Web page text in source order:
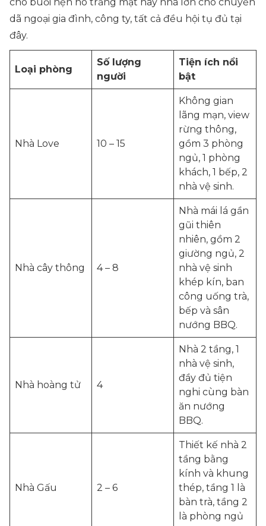
dã ngoại gia đình, công ty, tất cả đều hội tụ đủ tại
đây.
Loại phòng
Số lượng
người
Tiện ích nổi
bật
Nhà Love 10 – 15
Không gian
lãng mạn, view
rừng thông,
gồm 3 phòng
ngủ, 1 phòng
khách, 1 bếp, 2
nhà vệ sinh.
Nhà cây thông 4 – 8
Nhà mái lá gần
gũi thiên
nhiên, gồm 2
giường ngủ, 2
nhà vệ sinh
khép kín, ban
công uống trà,
bếp và sân
nướng BBQ.
Nhà hoàng tử 4
Nhà 2 tầng, 1
nhà vệ sinh,
đầy đủ tiện
nghi cùng bàn
ăn nướng
BBQ.
Nhà Gấu 2 – 6
Thiết kế nhà 2
tầng bằng
kính và khung
thép, tầng 1 là
bàn trà, tầng 2
là phòng ngủ